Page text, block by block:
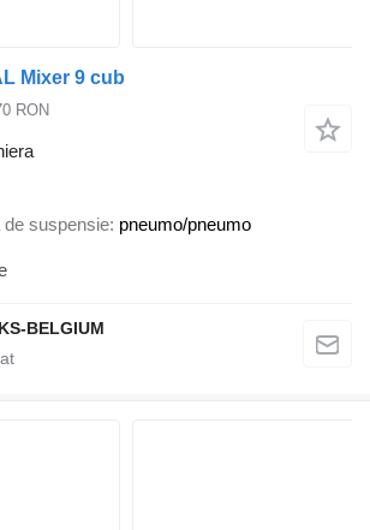
Mixer 9 cub
RON
de suspensie pneumo/pneumo
BELGIUM